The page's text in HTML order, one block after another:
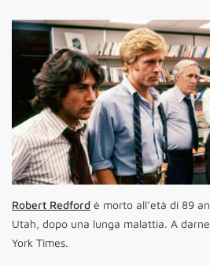
Robert Redford è morto all’età di 89
Utah, dopo una lunga malattia. A
York Times.